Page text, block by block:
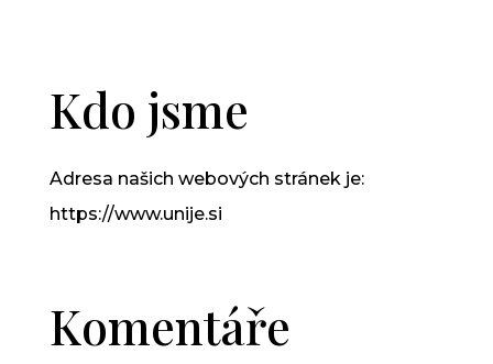
Kdo jsme
Adresa našich webových stránek je:
https://www.unije.si
Komentáře